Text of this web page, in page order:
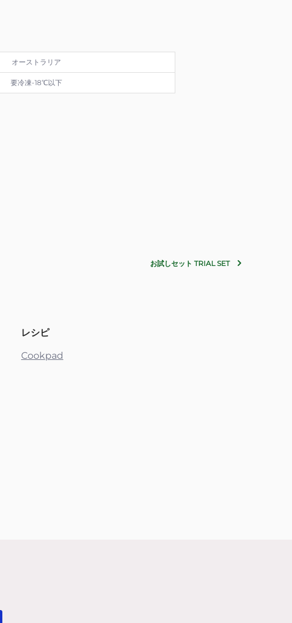
オーストラリア
要冷凍-18℃以下
お試しセット TRIAL SET
レシピ
Cookpad